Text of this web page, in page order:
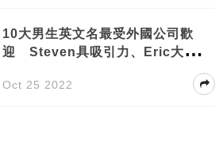
10大男生英文名最受外國公司歡
迎 Steven具吸引力、Eric大野
Oct 25 2022